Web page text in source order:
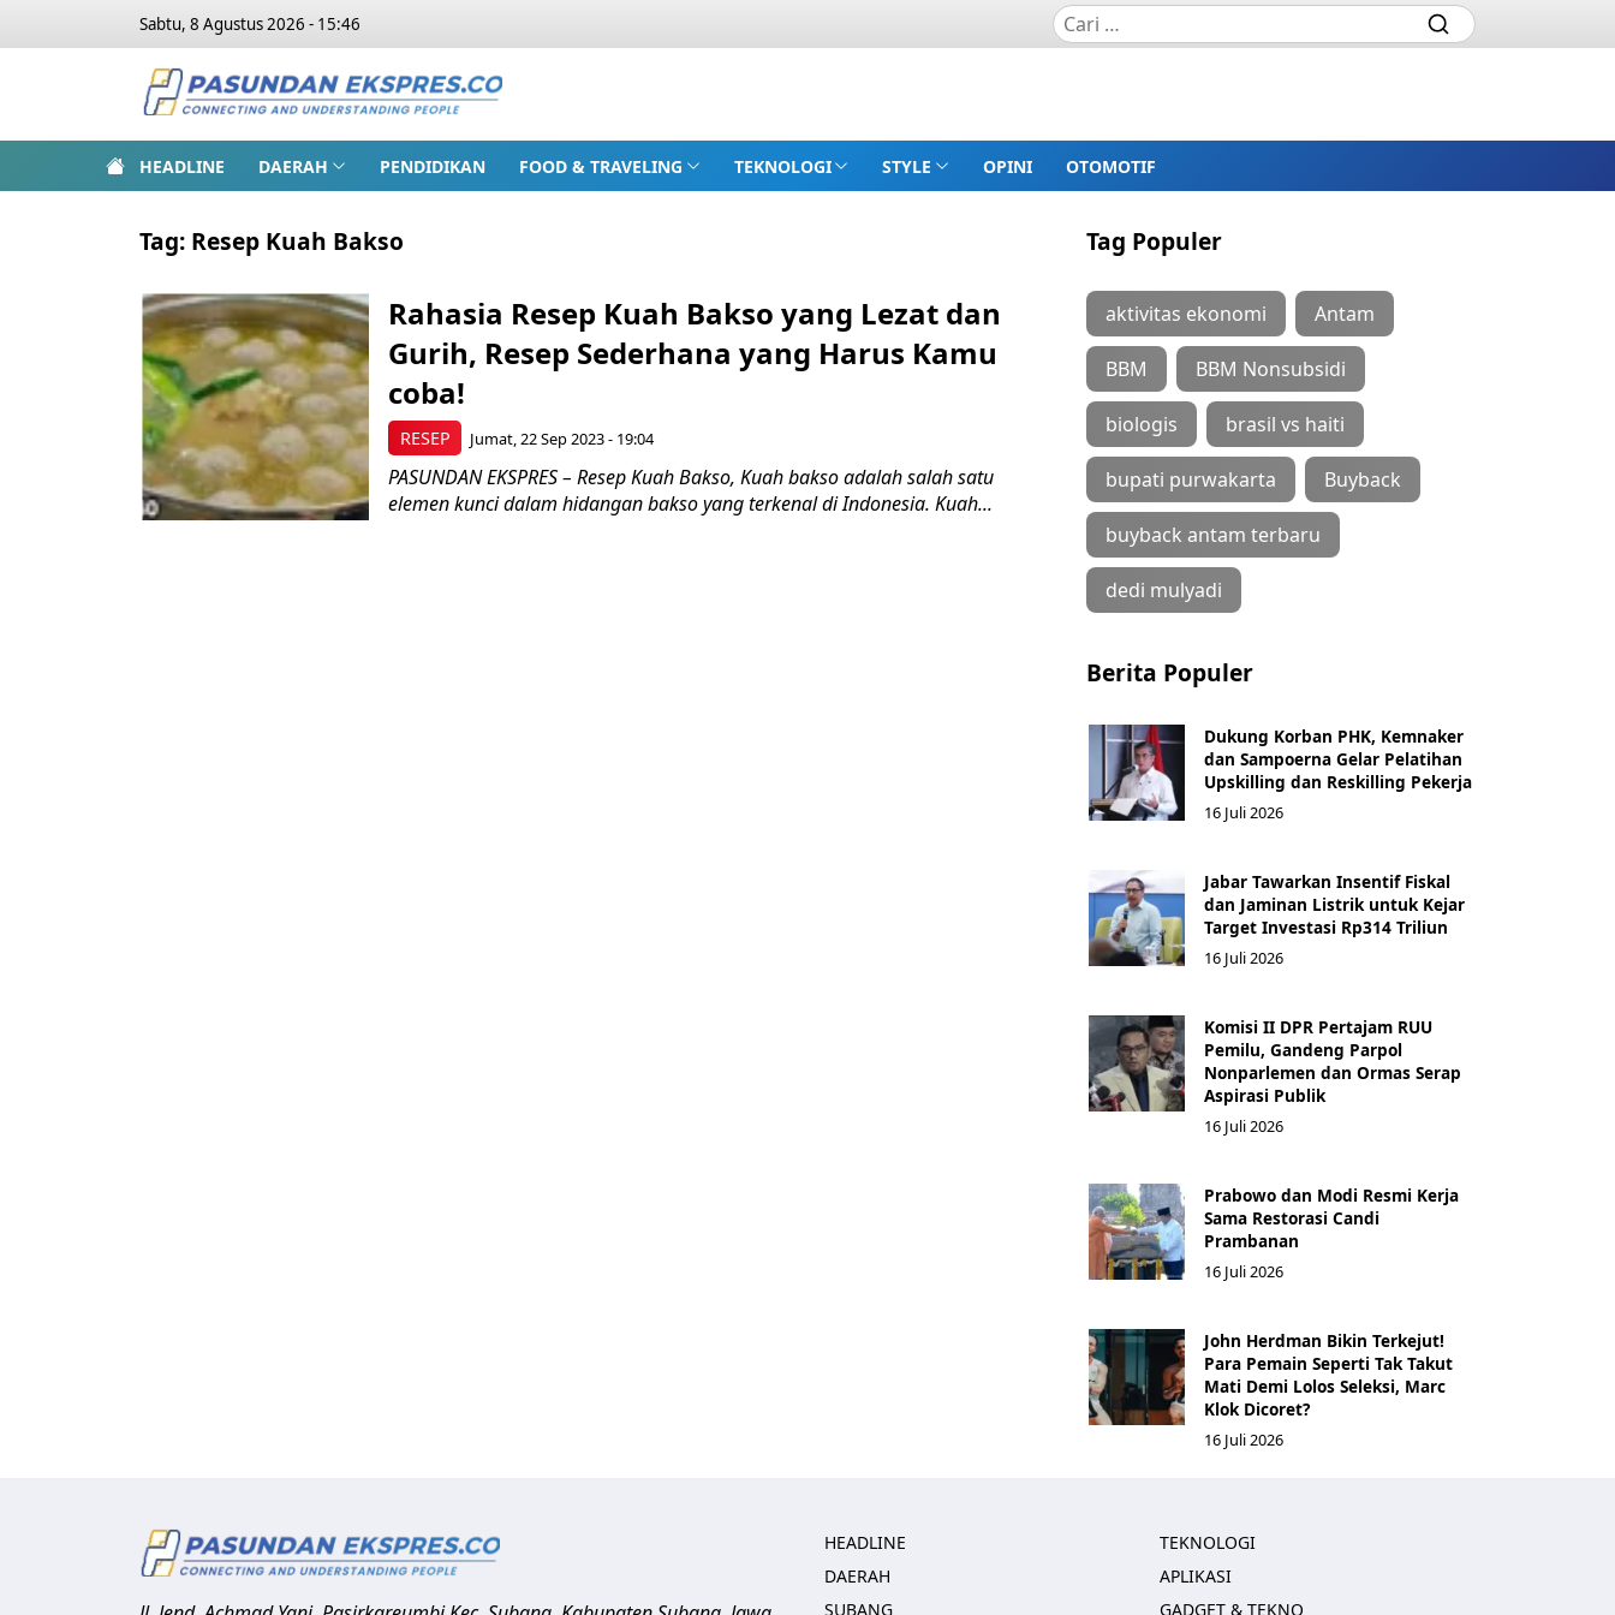
Sabtu, 8 Agustus 2026 - 15:46
HEADLINE DAERAH PENDIDIKAN FOOD & TRAVELING TEKNOLOGI STYLE OPINI OTOMOTIF
Tag: Resep Kuah Bakso
RESEP
Rahasia Resep Kuah Bakso yang Lezat dan
Gurih, Resep Sederhana yang Harus Kamu
coba!
Jumat, 22 Sep 2023 - 19:04
PASUNDAN EKSPRES – Resep Kuah Bakso, Kuah bakso adalah salah satu
elemen kunci dalam hidangan bakso yang terkenal di Indonesia. Kuah...
Tag Populer
aktivitas ekonomi Antam
BBM BBM Nonsubsidi
biologis brasil vs haiti
bupati purwakarta Buyback
buyback antam terbaru
dedi mulyadi
Berita Populer
Dukung Korban PHK, Kemnaker
dan Sampoerna Gelar Pelatihan
Upskilling dan Reskilling Pekerja
16 Juli 2026
Jabar Tawarkan Insentif Fiskal
dan Jaminan Listrik untuk Kejar
Target Investasi Rp314 Triliun
16 Juli 2026
Komisi II DPR Pertajam RUU
Pemilu, Gandeng Parpol
Nonparlemen dan Ormas Serap
Aspirasi Publik
16 Juli 2026
Prabowo dan Modi Resmi Kerja
Sama Restorasi Candi
Prambanan
16 Juli 2026
John Herdman Bikin Terkejut!
Para Pemain Seperti Tak Takut
Mati Demi Lolos Seleksi, Marc
Klok Dicoret?
16 Juli 2026
HEADLINE
DAERAH
SUBANG
TEKNOLOGI
APLIKASI
GADGET & TEKNO